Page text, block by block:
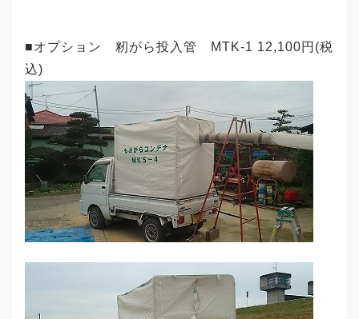
■オプション 籾がら投入管 MTK-1 12,100円(税
込)